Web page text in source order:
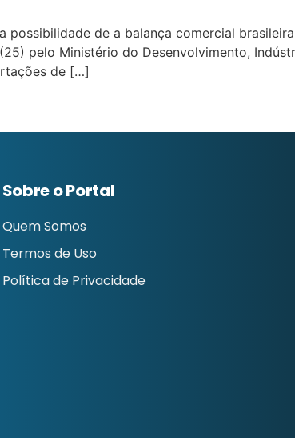
possibilidade de a balança comercial
pelo Ministério do Desenvolvimento,
de […]
Sobre o Portal
Quem Somos
Termos de Uso
Política de Privacidade